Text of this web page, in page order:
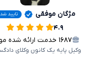
مژگان موفقی تایید
۴.۹
۱۶۸۷ خدمت ارائه شده موفق
وکیل پایه یک کانون وکلای